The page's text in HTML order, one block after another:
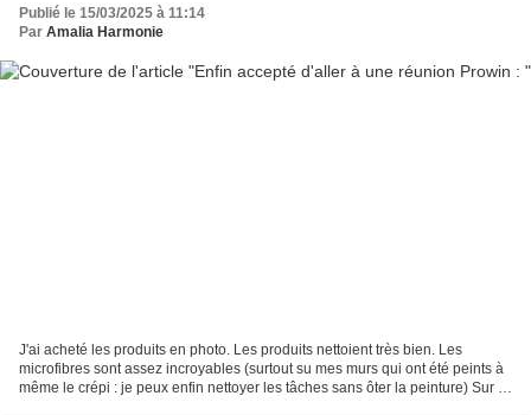
Publié le 15/03/2025 à 11:14
Par Amalia Harmonie
J'ai acheté les produits en photo. Les produits nettoient très bien. Les
microfibres sont assez incroyables (surtout su mes murs qui ont été peints à
même le crépi : je peux enfin nettoyer les tâches sans ôter la peinture) Sur la